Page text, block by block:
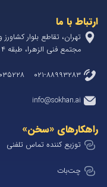
ارتباط با ما
مجتمع فنی الزهرا، طبقه ۴ واحد ۴۱۲
۰۲۱-۸۸۹۹۳۲۸۳ ۰۹۱۲۴۰۳۵۲۲۸
info@sokhan.ai
راهکارهای «سخن»
توزیع کننده تماس تلفنی
چت‌بات